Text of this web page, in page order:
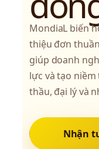
MondiaL biến
thiệu đơn
giúp doanh
lực và tạo
thầu, đại lý và
Nhận